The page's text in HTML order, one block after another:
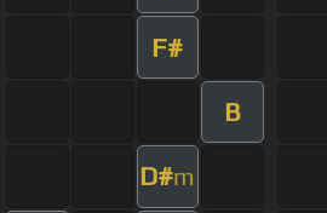
F#
B
D#m